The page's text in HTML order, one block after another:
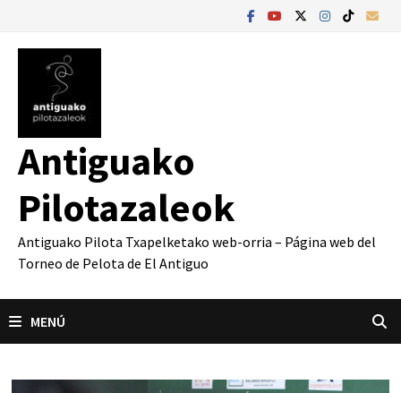
contenido
Antiguako
Pilotazaleok
Antiguako Pilota Txapelketako web-orria – Página web del
Torneo de Pelota de El Antiguo
MENÚ